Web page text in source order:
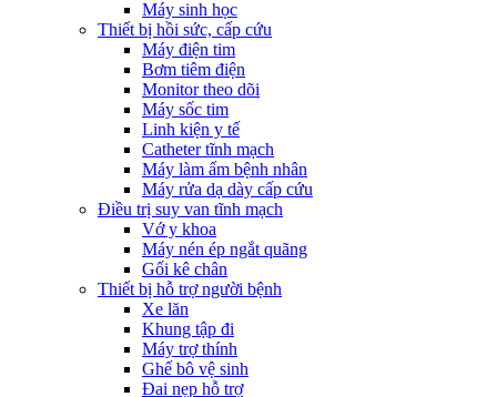
Máy sinh học
Thiết bị hồi sức, cấp cứu
Máy điện tim
Bơm tiêm điện
Monitor theo dõi
Máy sốc tim
Linh kiện y tế
Catheter tĩnh mạch
Máy làm ấm bệnh nhân
Máy rửa dạ dày cấp cứu
Điều trị suy van tĩnh mạch
Vớ y khoa
Máy nén ép ngắt quãng
Gối kê chân
Thiết bị hỗ trợ người bệnh
Xe lăn
Khung tập đi
Máy trợ thính
Ghế bô vệ sinh
Đai nẹp hỗ trợ